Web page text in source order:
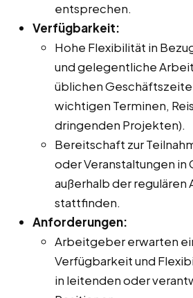
entsprechen.
Verfügbarkeit:
Hohe Flexibilität in
und gelegentliche
üblichen
wichtigen Terminen,
dringenden Projekten).
Bereitschaft zur
oder Veranstaltungen in
außerhalb der
stattfinden.
Anforderungen:
Arbeitgeber erwarten
Verfügbarkeit und
in leitenden oder